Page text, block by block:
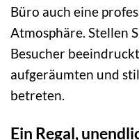
Büro auch eine
Atmosphäre. Stellen
Besucher
aufgeräumten und
betreten.
Ein Regal,